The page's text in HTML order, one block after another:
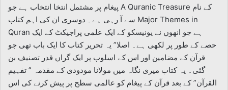
پیغام پر مشتمل انتخا انتخاب ہے جو A Quranic Treasure کے نام
سے آ رہی ہے۔ دوسری ان کی اہم کتاب Major Themes in
Quran ہے جو انھوں نے یونیسکو کے ایک علمی پراجیکٹ کے ایک
حصے کے طور پر لکھی ہے۔ اصلا” یہ تحریر کتاب کا ایک باب تھی جو
قرآن کے مضامین اور اس کے اسلوب پر ایک گراں قدر تصنیف بن
گئی۔ یہ کتاب میری نگاہ میں مولانا مودودی کے مقدمہ ” تفہیم
القرآن” کے بعد قرآن کے پیغام کو عالمی سطح پر پیش کرنے کی اس